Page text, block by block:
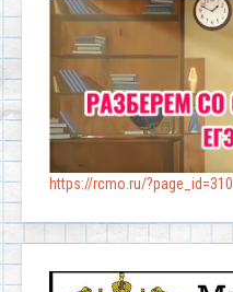
https://rcmo.ru/?page_id=310